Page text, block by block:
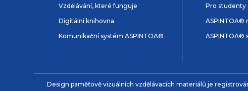
Vzdělávání, které funguje
Digitální knihovna
Komunikační systém ASPINTOA®
Pro studenty
ASPINTOA®
ASPINTOA®
Design paměťově vizuálních vzdělávacích materiálů je